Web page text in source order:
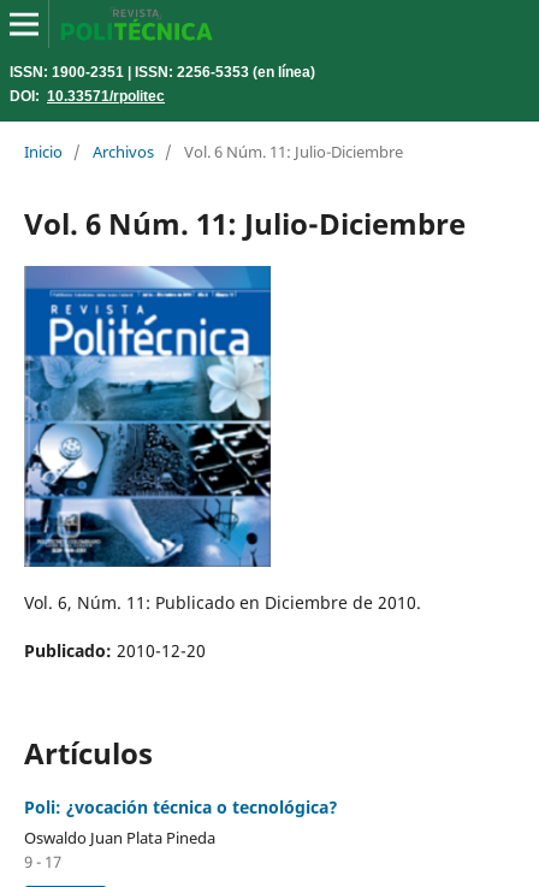
ISSN: 1900-2351 | ISSN: 2256-5353 (en línea)
DOI: 10.33571/rpolitec
Inicio / Archivos / Vol. 6 Núm. 11: Julio-Diciembre
Vol. 6 Núm. 11: Julio-Diciembre
Vol. 6, Núm. 11: Publicado en Diciembre de 2010.
Publicado: 2010-12-20
Artículos
Poli: ¿vocación técnica o tecnológica?
Oswaldo Juan Plata Pineda
9 - 17